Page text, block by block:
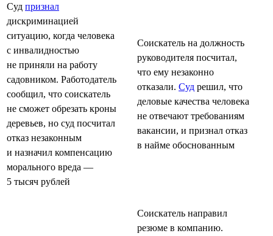
Суд признал
дискриминацией
ситуацию, когда человека
с инвалидностью
не приняли на работу
садовником. Работодатель
сообщил, что соискатель
не сможет обрезать кроны
деревьев, но суд посчитал
отказ незаконным
и назначил компенсацию
морального вреда —
5 тысяч рублей
Соискатель на должность
руководителя посчитал,
что ему незаконно
отказали. Суд решил, что
деловые качества человека
не отвечают требованиям
вакансии, и признал отказ
в найме обоснованным
Соискатель направил
резюме в компанию.